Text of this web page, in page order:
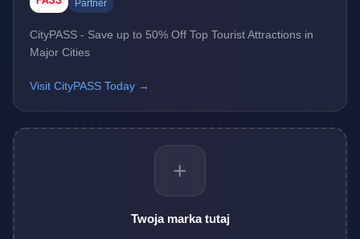
Partner
CityPASS - Save up to 50% Off Top Tourist Attractions in
Major Cities
Visit CityPASS Today →
+
Twoja marka tutaj